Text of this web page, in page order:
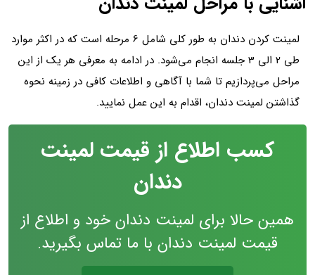
لمینت کردن دندان به طور کلی شامل 6 مرحله است که در اکثر موارد
طی 2 الی 3 جلسه انجام می‌شود. در ادامه به معرفی هر یک از این
مراحل می‌پردازیم تا شما با آگاهی و اطلاعات کافی در زمینه نحوه
گذاشتن لمینت دندان، اقدام به این عمل نمایید.
کسب اطلاع از قیمت لمینت
دندان
همین حالا برای لمینت دندان خود و اطلاع از
قیمت لمینت دندان با ما تماس بگیرید.